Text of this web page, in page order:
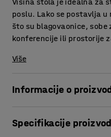
Visina stola je idealna za
poslu. Lako se postavlja
što su blagovaonice, sobe
konferencije ili prostorije
Više
Informacije o
za AJ jer je dizajniran u
Specifikacije